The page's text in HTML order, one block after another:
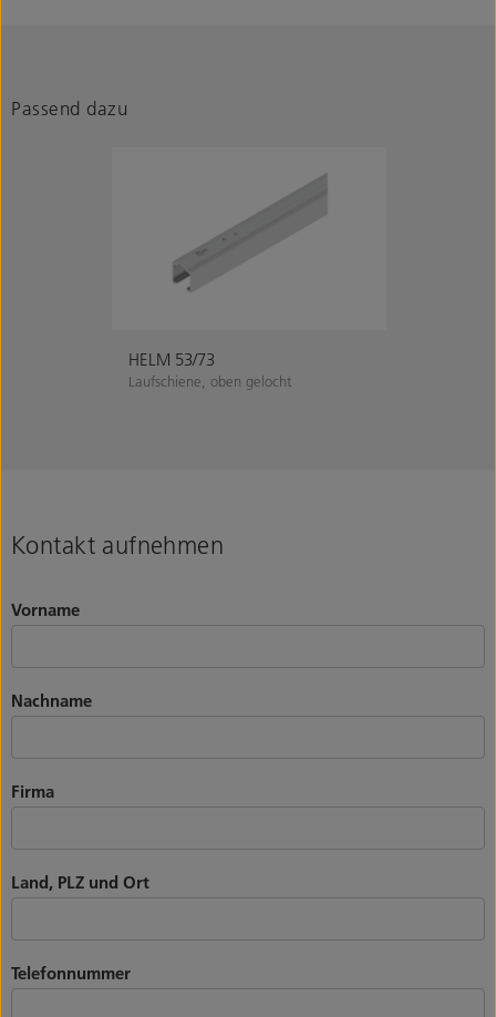
Passend dazu
HELM 53/73
Laufschiene, oben gelocht
Kontakt aufnehmen
Vorname
Nachname
Firma
Land, PLZ und Ort
Telefonnummer